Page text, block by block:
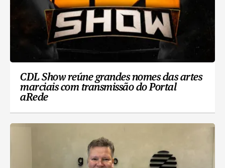
CDL Show reúne grandes nomes das artes
marciais com transmissão do Portal
aRede